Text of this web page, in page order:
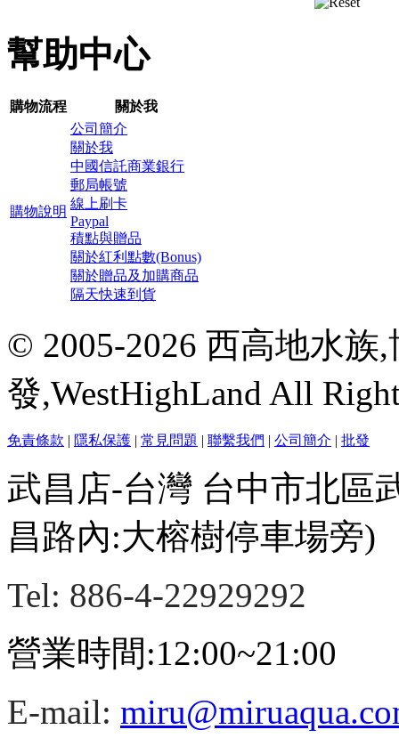
幫助中心
購物流程 關於我
購物說明
公司簡介
關於我
中國信託商業銀行
郵局帳號
線上刷卡
Paypal
積點與贈品
關於紅利點數(Bonus)
關於贈品及加購商品
隔天快速到貨
© 2005-2026 西高地水族
發,WestHighLand All
免責條款 | 隱私保護 | 常見問題 | 聯繫我們 | 公司簡介 | 批發
武昌店-台灣 台中市北區
昌路內:大榕樹停車場旁)
Tel: 886-4-22929292
營業時間:12:00~21:00
E-mail: